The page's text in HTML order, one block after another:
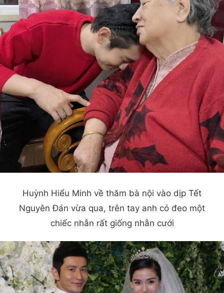
Huỳnh Hiểu Minh về thăm bà nội vào dịp Tết
Nguyên Đán vừa qua, trên tay anh có đeo một
chiếc nhẫn rất giống nhẫn cưới